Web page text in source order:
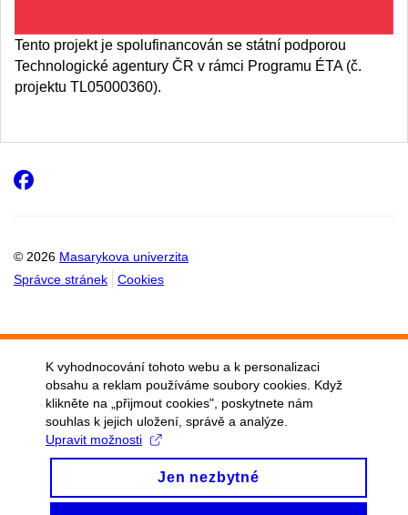
Tento projekt je spolufinancován se státní podporou
Technologické agentury ČR v rámci Programu ÉTA (č.
projektu TL05000360).
© 2026 Masarykova univerzita
Správce stránek
Cookies
Facebook
K vyhodnocování tohoto webu a k personalizaci
obsahu a reklam používáme soubory cookies. Když
klikněte na „přijmout cookies", poskytnete nám
souhlas k jejich uložení, správě a analýze.
Upravit možnosti
Jen nezbytné